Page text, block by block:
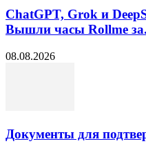
ChatGPT, Grok и
Вышли часы Rollme
08.08.2026
Документы для